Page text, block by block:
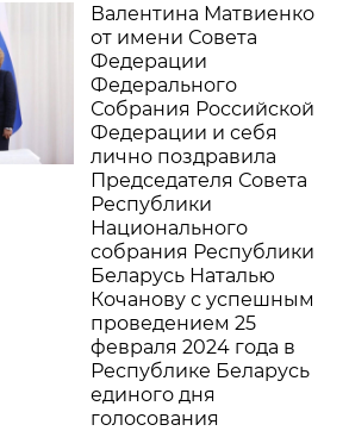
Валентина Матвиенко
от имени Совета
Федерации
Федерального
Собрания Российской
Федерации и себя
лично поздравила
Председателя Совета
Республики
Национального
собрания Республики
Беларусь Наталью
Кочанову с успешным
проведением 25
февраля 2024 года в
Республике Беларусь
единого дня
голосования